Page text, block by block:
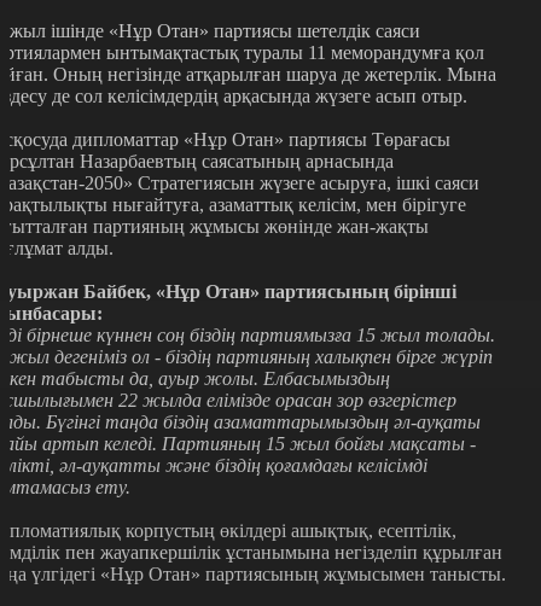
жыл ішінде «Нұр Отан» партиясы шетелдік саяси
ынтымақтастық туралы 11 меморандумға қол
Оның негізінде атқарылған шаруа де жетерлік. Мына
де сол келісімдердің арқасында жүзеге асып отыр.
дипломаттар «Нұр Отан» партиясы Төрағасы
Назарбаевтың саясатының арнасында
2050» Стратегиясын жүзеге асыруға, ішкі саяси
нығайтуға, азаматтық келісім, мен бірігуге
партияның жұмысы жөнінде жан-жақты
алды.
Байбек, «Нұр Отан» партиясының бірінші
бірнеше күннен соң біздің партиямызға 15 жыл толады.
жыл дегеніміз ол - біздің партияның халықпен бірге жүріп
табысты да, ауыр жолы. Елбасымыздың
22 жылда елімізде орасан зор өзгерістер
Бүгінгі таңда біздің азаматтарымыздың әл-ауқаты
артып келеді. Партияның 15 жыл бойғы мақсаты -
әл-ауқатты және біздің қоғамдағы келісімді
ету.
корпустың өкілдері ашықтық, есептілік,
пен жауапкершілік ұстанымына негізделіп құрылған
үлгідегі «Нұр Отан» партиясының жұмысымен танысты.